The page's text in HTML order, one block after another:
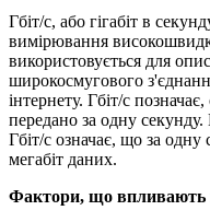
Гбіт/с, або гігабіт в
вимірювання
використовується для
широкосмугового
інтернету. Гбіт/с
передано за одну
Гбіт/с означає, що за
мегабіт даних.
Фактори, що впливають